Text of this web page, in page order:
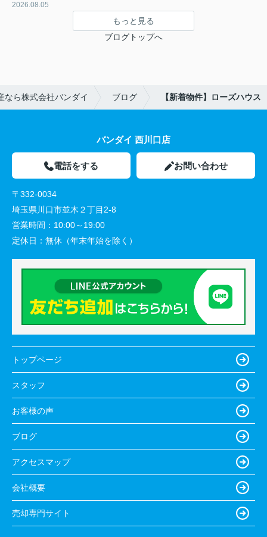
2026.08.05
もっと見る
ブログトップへ
なら株式会社バンダイ ブログ 【新着物件】ローズハウス
バンダイ 西川口店
電話をする お問い合わせ
〒332-0034
埼玉県川口市並木２丁目2-8
営業時間： 10:00～19:00
定休日： 無休（年末年始を除く）
トップページ
スタッフ
お客様の声
ブログ
アクセスマップ
会社概要
売却専門サイト